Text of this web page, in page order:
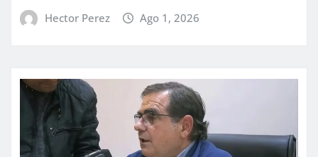
Hector Perez Ago 1, 2026